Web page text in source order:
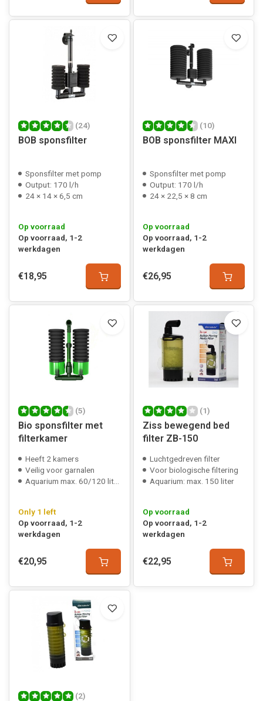
(24)
BOB sponsfilter
Sponsfilter met pomp
Output: 170 l/h
24 × 14 × 6,5 cm
Op voorraad
Op voorraad, 1-2
werkdagen
€18,95
(10)
BOB sponsfilter MAXI
Sponsfilter met pomp
Output: 170 l/h
24 × 22,5 × 8 cm
Op voorraad
Op voorraad, 1-2
werkdagen
€26,95
(5)
Bio sponsfilter met
filterkamer
Heeft 2 kamers
Veilig voor garnalen
Aquarium max. 60/120 liter
Only 1 left
Op voorraad, 1-2
werkdagen
€20,95
(1)
Ziss bewegend bed
filter ZB-150
Luchtgedreven filter
Voor biologische filtering
Aquarium: max. 150 liter
Op voorraad
Op voorraad, 1-2
werkdagen
€22,95
(2)